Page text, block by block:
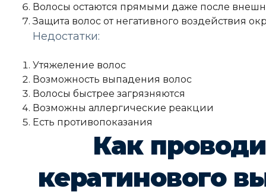
Волосы остаются прямыми даже после
Защита волос от негативного воздействия
Недостатки:
Утяжеление волос
Возможность выпадения волос
Волосы быстрее загрязняются
Возможны аллергические реакции
Есть противопоказания
Как
кератинового